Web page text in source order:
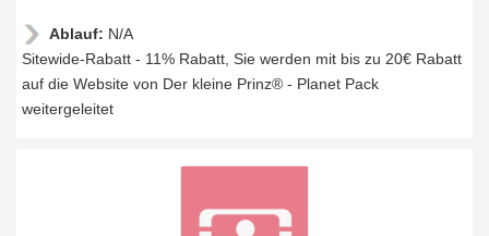
Ablauf: N/A
Sitewide-Rabatt - 11% Rabatt, Sie werden mit bis zu 20€ Rabatt
auf die Website von Der kleine Prinz® - Planet Pack
weitergeleitet